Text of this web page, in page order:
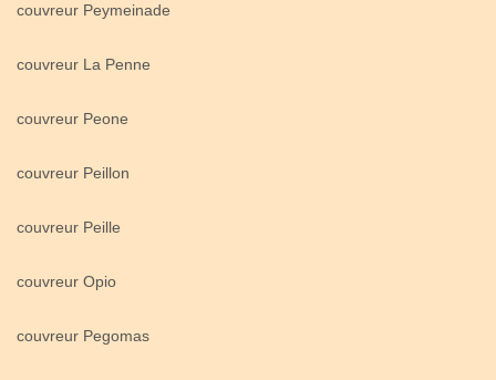
couvreur Peymeinade
couvreur La Penne
couvreur Peone
couvreur Peillon
couvreur Peille
couvreur Opio
couvreur Pegomas